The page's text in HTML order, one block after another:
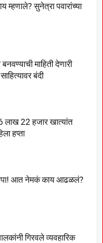
म्हणाले? सुनेत्रा पवारांच्या
बनवण्याची माहिती देणारी
बंदी
लाख 22 हजार खात्यांत
हप्ता
आत नेमकं काय आढळलं?
गिरवले व्यवहारिक